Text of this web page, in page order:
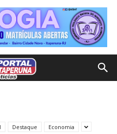
Destaque Economia